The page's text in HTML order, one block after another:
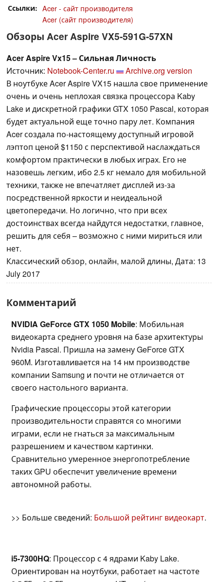
Ссылки
Acer - сайт производителя
Acer (сайт производителя)
Обзоры Acer Aspire VX5-591G-57XN
Acer Aspire Vx15 – Сильная Личность
Источник: Notebook-Center.ru
Archive.org version
В ноутбуке Acer Aspire VX15 нашла свое применение
очень и очень неплохая связка процессора Kaby
Lake и дискретной графики GTX 1050 Pascal, которая
будет актуальной еще точно пару лет. Компания
Acer создала по-настоящему доступный игровой
лэптоп ценой $1150 с перспективой наслаждаться
комфортом практически в любых играх. Его не
назовешь легким, ибо 2.5 кг немало для мобильной
техники, также не впечатляет дисплей из-за
посредственной яркости и неидеальной
цветопередачи. Но логично, что при всех
достоинствах всегда найдутся недостатки, главное,
решить для себя – возможно с ними мириться или
нет.
Классический обзор, онлайн, малой длины, Дата: 13
July 2017
Комментарий
NVIDIA GeForce GTX 1050 Mobile: Мобильная
видеокарта среднего уровня на базе архитектуры
Nvidia Pascal. Пришла на замену GeForce GTX
960M. Изготавливается на 14 нм производстве
компании Samsung и почти не отличается от
своего настольного варианта.
Графические процессоры этой категории
производительности справятся со многими
играми, если не гнаться за максимальным
разрешением и качеством картинки.
Сравнительно умеренное энергопотребление
таких GPU обеспечит увеличение времени
автономной работы.
>> Больше сведений: Большой рейтинг видеокарт.
i5-7300HQ: Процессор с 4 ядрами Kaby Lake.
Ориентирован на ноутбуки, работает на частоте